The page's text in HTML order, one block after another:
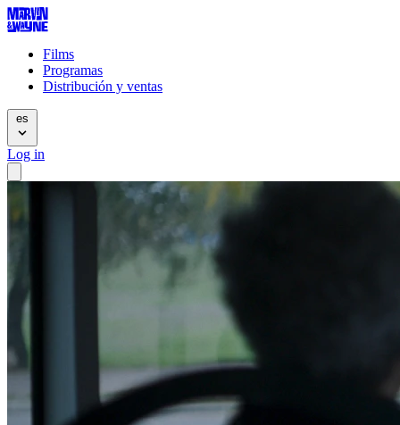
Films
Programas
Distribución y ventas
es
Log in